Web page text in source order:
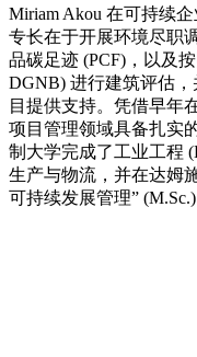
Miriam Akou 在可持续
专长在于开展环境尽职
品碳足迹 (PCF)，以及
DGNB) 进行建筑评估
目提供支持。凭借早年
项目管理领域具备扎实
制大学完成了工业工程
生产与物流，并在达姆
可持续发展管理” (M.Sc.)